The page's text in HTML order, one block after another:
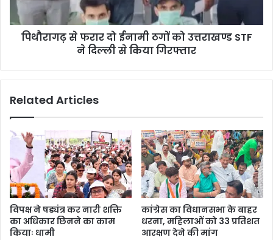
पिथौरागढ़ से फरार दो ईनामी ठगों को उत्तराखण्ड STF
ने दिल्ली से किया गिरफ्तार
Related Articles
विपक्ष ने षड्यंत्र कर नारी शक्ति
का अधिकार छिनने का काम
कियाः धामी
कांग्रेस का विधानसभा के बाहर
धरना, महिलाओं को 33 प्रतिशत
आरक्षण देने की मांग